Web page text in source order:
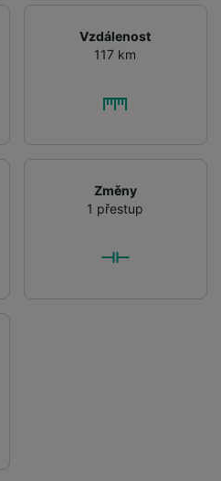
Vzdálenost
117 km
Změny
1 přestup